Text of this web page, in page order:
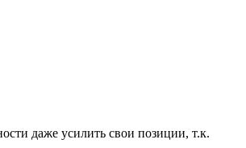
даже усилить свои позиции, т.к.